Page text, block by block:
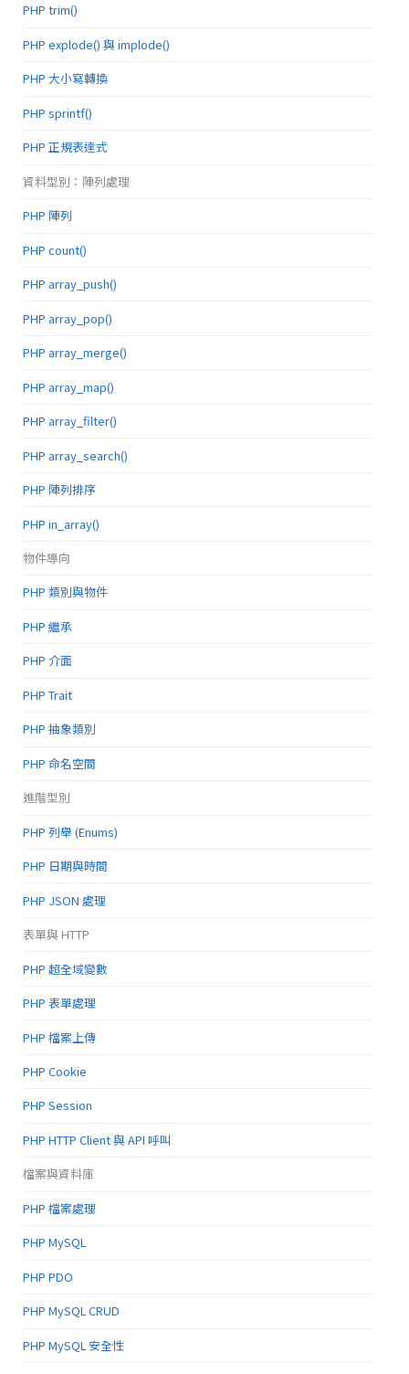
PHP trim()
PHP explode() 與 implode()
PHP 大小寫轉換
PHP sprintf()
PHP 正規表達式
資料型別：陣列處理
PHP 陣列
PHP count()
PHP array_push()
PHP array_pop()
PHP array_merge()
PHP array_map()
PHP array_filter()
PHP array_search()
PHP 陣列排序
PHP in_array()
物件導向
PHP 類別與物件
PHP 繼承
PHP 介面
PHP Trait
PHP 抽象類別
PHP 命名空間
進階型別
PHP 列舉 (Enums)
PHP 日期與時間
PHP JSON 處理
表單與 HTTP
PHP 超全域變數
PHP 表單處理
PHP 檔案上傳
PHP Cookie
PHP Session
PHP HTTP Client 與 API 呼叫
檔案與資料庫
PHP 檔案處理
PHP MySQL
PHP PDO
PHP MySQL CRUD
PHP MySQL 安全性